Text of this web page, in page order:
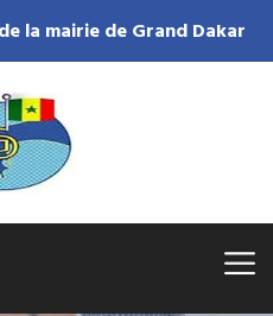
la mairie de Grand Dakar